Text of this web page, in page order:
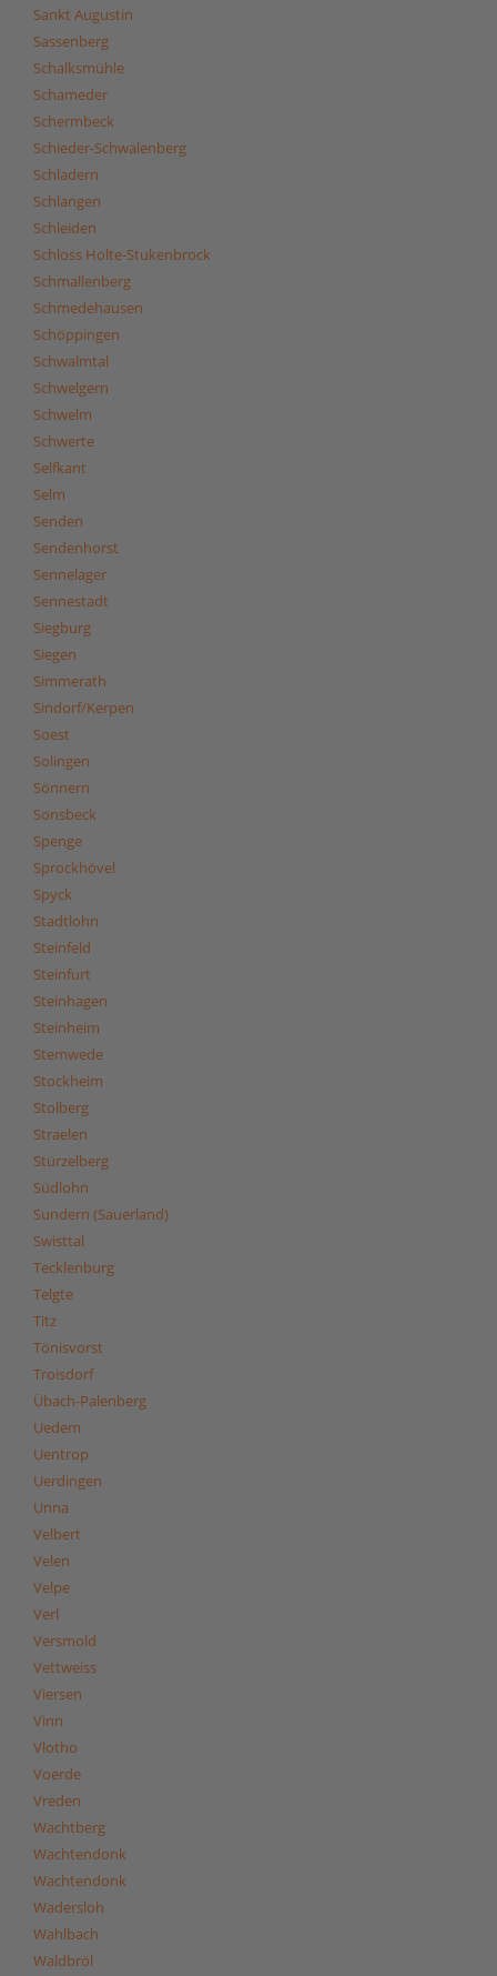
Sankt Augustin
Sassenberg
Schalksmühle
Schameder
Schermbeck
Schieder-Schwalenberg
Schladern
Schlangen
Schleiden
Schloss Holte-Stukenbrock
Schmallenberg
Schmedehausen
Schöppingen
Schwalmtal
Schwelgern
Schwelm
Schwerte
Selfkant
Selm
Senden
Sendenhorst
Sennelager
Sennestadt
Siegburg
Siegen
Simmerath
Sindorf/Kerpen
Soest
Solingen
Sönnern
Sonsbeck
Spenge
Sprockhövel
Spyck
Stadtlohn
Steinfeld
Steinfurt
Steinhagen
Steinheim
Stemwede
Stockheim
Stolberg
Straelen
Stürzelberg
Südlohn
Sundern (Sauerland)
Swisttal
Tecklenburg
Telgte
Titz
Tönisvorst
Troisdorf
Übach-Palenberg
Uedem
Uentrop
Uerdingen
Unna
Velbert
Velen
Velpe
Verl
Versmold
Vettweiss
Viersen
Vinn
Vlotho
Voerde
Vreden
Wachtberg
Wachtendonk
Wachtendonk
Wadersloh
Wahlbach
Waldbröl